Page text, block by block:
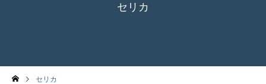
セリカ
セリカ